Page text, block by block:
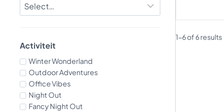
Activiteit
Winter Wonderland
Outdoor Adventures
Office Vibes
Night Out
Fancy Night Out
1-6 of 6 results